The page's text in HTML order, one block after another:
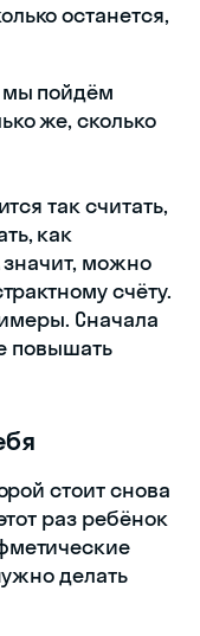
останется,
мы пойдём
же, сколько
так считать,
как
можно
счёту.
Сначала
повышать
стоит снова
раз ребёнок
делать